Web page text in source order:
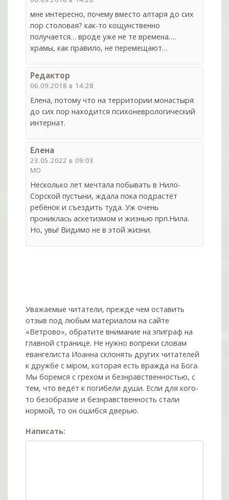
мне интересно, почему вместо алтаря до сих
пор столовая? как-то кощунственно
получается… вроде уже не те времена….
храмы, как правило, не перемещают…
Редактор
06.09.2018 в 14:28
Елена, потому что на территории монастыря
до сих пор находится психоневрологический
интернат.
Елена
23.05.2022 в 09:03
МО
Несколько лет мечтала побывать в Нило-
Сорской пустыни, ждала пока подрастёт
ребёнок и съездить туда. Уж очень
прониклась аскетизмом и жизнью прп.Нила.
Но, увы! Видимо не в этой жизни.
Уважаемые читатели, прежде чем оставить
отзыв под любым материалом на сайте
«Ветрово», обратите внимание на эпиграф на
главной странице. Не нужно вопреки словам
евангелиста Иоанна склонять других читателей
к дружбе с мiром, которая есть вражда на Бога.
Мы боремся с грехом и без­нрав­ствен­ностью, с
тем, что ведёт к погибели души. Если для кого-
то безобразие и безнравственность стали
нормой, то он ошибся дверью.
Написать: